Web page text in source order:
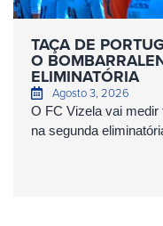
TAÇA DE
O
ELIMINATÓRIA
Agosto 3, 2026
O FC Vizela vai
na segunda